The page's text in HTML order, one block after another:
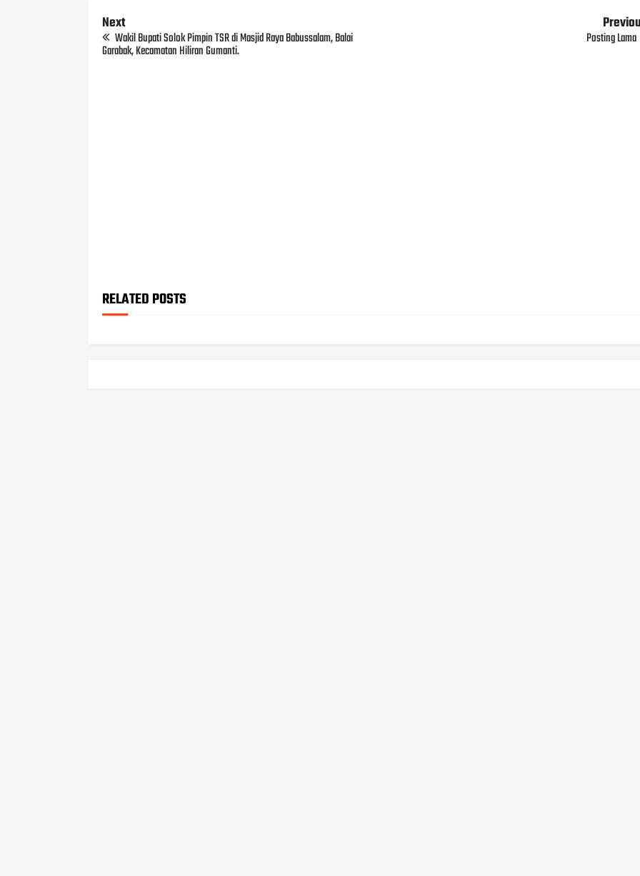
Next
Wakil Bupati Solok Pimpin TSR di Masjid Raya Babussalam, Balai
Garabak, Kecamatan Hiliran Gumanti.
Posting Lama
RELATED POSTS